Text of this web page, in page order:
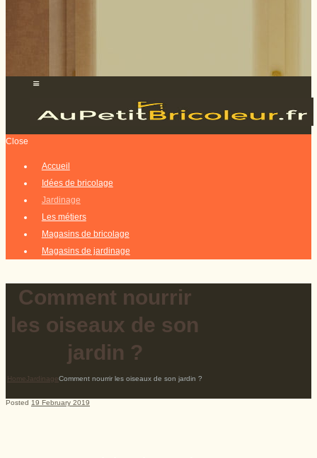
Close
Accueil
Idées de bricolage
Jardinage
Les métiers
Magasins de bricolage
Magasins de jardinage
Comment nourrir
les oiseaux de son
jardin ?
Home JardinageComment nourrir les oiseaux de son jardin ?
Posted 19 February 2019